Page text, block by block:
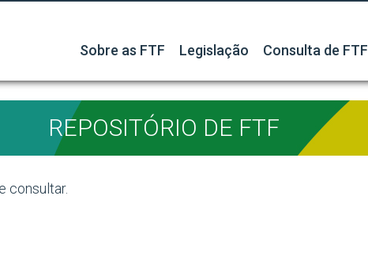
Sobre as FTF Legislação Consulta de FTF
REPOSITÓRIO DE FTF
consultar.